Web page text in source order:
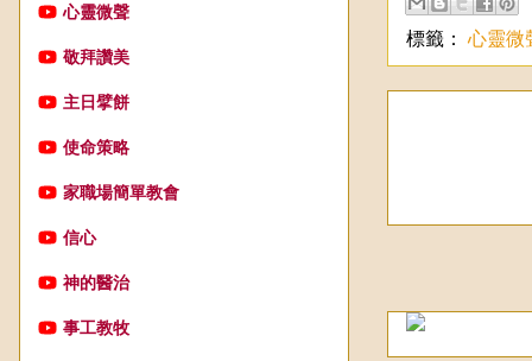
標籤： 心靈微
心靈微聲
敬拜讚美
主日擘餅
使命策略
家職場簡單教會
信心
神的醫治
事工教牧